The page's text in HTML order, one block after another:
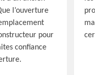
l’ouverture
pour
confiance